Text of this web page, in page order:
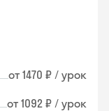
от 1470 ₽ / урок
от 1092 ₽ / урок